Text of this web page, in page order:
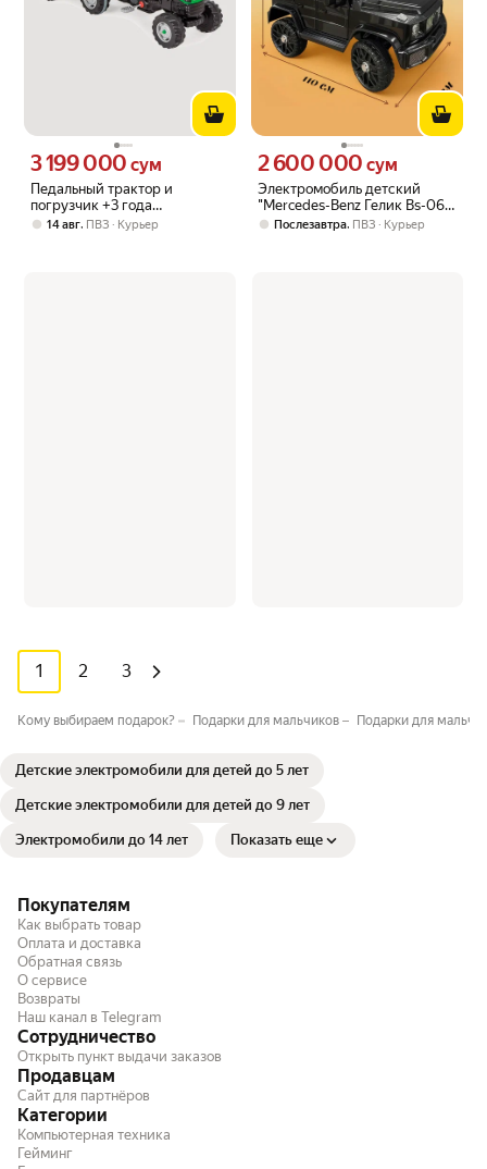
Педальный трактор и
погрузчик +3 года
"Педальный трактор с
Цена 3199000 сум вместо
3 199 000 сум
14 авг, ПВЗ Курьер
Электромобиль детский
"Mercedes-Benz Гелик Bs-06",
1 двигатель, 4 колеса, 2
Цена 2600000 сум вместо
2 600 000 сум
Послезавтра, ПВЗ Курьер
1 2 3
Кому выбираем подарок? Подарки для мальчиков Подарки для
Детские электромобили для детей до 5 лет
Детские электромобили для детей до 9 лет
Электромобили до 14 лет Показать еще
Покупателям
Как выбрать товар
Оплата и доставка
Обратная связь
О сервисе
Возвраты
Наш канал в Telegram
Сотрудничество
Открыть пункт выдачи заказов
Продавцам
Сайт для партнёров
Категории
Компьютерная техника
Гейминг